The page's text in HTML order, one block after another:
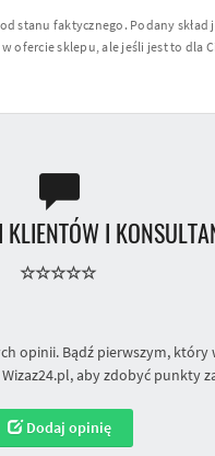
stanu faktycznego. Podany
ofercie sklepu, ale jeśli jest to
KLIENTÓW I
opinii. Bądź pierwszym,
aby zdobyć punkty
Dodaj opinię